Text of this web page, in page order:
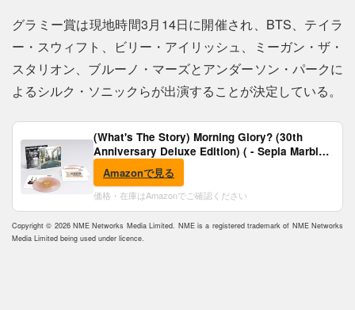
グラミー賞は現地時間3月14日に開催され、BTS、テイラ
ー・スウィフト、ビリー・アイリッシュ、ミーガン・ザ・
スタリオン、ブルーノ・マーズとアンダーソン・パークに
よるシルク・ソニックらが出演することが決定している。
(What's The Story) Morning Glory? (30th
Anniversary Deluxe Edition) ( - Sepia Marble
Vinyl) [Analog]
Amazonで見る
価格・在庫はAmazonでご確認ください
Copyright © 2026 NME Networks Media Limited. NME is a registered trademark of NME Networks
Media Limited being used under licence.